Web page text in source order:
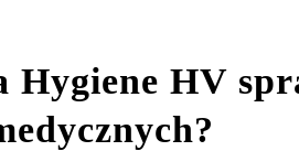
Hygiene HV